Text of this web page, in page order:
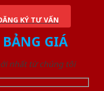
KÝ TƯ VẤN
GIÁ
nhất từ chúng tôi